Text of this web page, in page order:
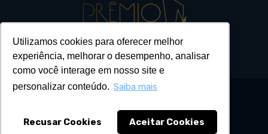
Utilizamos cookies para oferecer melhor
experiência, melhorar o desempenho, analisar
como você interage em nosso site e
personalizar conteúdo. Saiba mais
Recusar Cookies Aceitar Cookies
2026 – Todos os Direitos Reservados ®